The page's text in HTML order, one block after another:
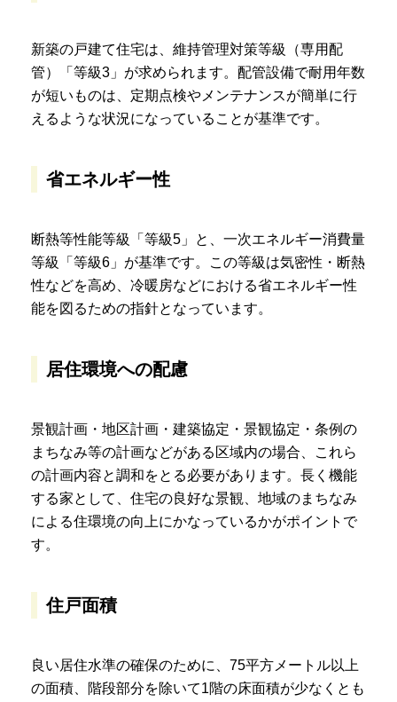
新築の戸建て住宅は、維持管理対策等級（専用配
管）「等級3」が求められます。配管設備で耐用年数
が短いものは、定期点検やメンテナンスが簡単に行
えるような状況になっていることが基準です。
省エネルギー性
断熱等性能等級「等級5」と、一次エネルギー消費量
等級「等級6」が基準です。この等級は気密性・断熱
性などを高め、冷暖房などにおける省エネルギー性
能を図るための指針となっています。
居住環境への配慮
景観計画・地区計画・建築協定・景観協定・条例の
まちなみ等の計画などがある区域内の場合、これら
の計画内容と調和をとる必要があります。長く機能
する家として、住宅の良好な景観、地域のまちなみ
による住環境の向上にかなっているかがポイントで
す。
住戸面積
良い居住水準の確保のために、75平方メートル以上
の面積、階段部分を除いて1階の床面積が少なくとも